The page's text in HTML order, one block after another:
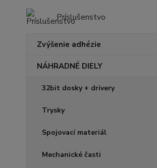
Príslušenstvo
Zvýšenie adhézie
NÁHRADNÉ DIELY
32bit dosky + drivery
Trysky
Spojovací materiál
Mechanické časti